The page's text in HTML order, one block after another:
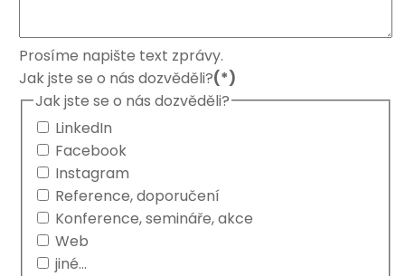
Prosíme napište text zprávy.
Jak jste se o nás dozvěděli?(*)
Jak jste se o nás dozvěděli?
LinkedIn
Facebook
Instagram
Reference, doporučení
Konference, semináře, akce
Web
jiné...